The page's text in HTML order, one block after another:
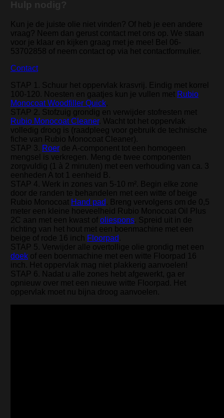
Kun je de juiste olie niet vinden? Of heb je een andere
vraag? Neem dan gerust contact met ons op. We staan
voor je klaar en kijken graag met je mee! Bel 06-
53702858 of neem contact op via het contactformulier.
Contact
STAP 1. Schuur het oppervlak krasvrij. Eindig met korrel
100-120. Noesten en gaatjes kun je vullen met Rubio
Monocoat Woodfiller Quick.
STAP 2. Stofzuig grondig en verwijder stofresten met
Rubio Monocoat Cleaner. Wacht tot het oppervlak
volledig droog is (raadpleeg voor gebruik de technische
fiche van Rubio Monocoat Cleaner).
STAP 3. Roerde A-component tot een homogeen
mengsel is verkregen. Meng de twee componenten
zorgvuldig (1 à 2 minuten) met een verhouding van ca. 3
eenheden A tot 1 eenheid B.
STAP 4. Werk in zones van 5-10 m². Begin elke zone
door de randen te behandelen met een witte of beige
Rubio Monocoat Hand pad . Breng vervolgens om de 0,5
meter een kleine hoeveelheid Rubio Monocoat Oil Plus
2C aan met een kwast of oliespons. Spreid uit in de
richting van het hout met een boenmachine met een
beige of rode 16 inch Floorpad .
STAP 5. Verwijder alle overtollige olie grondig met een
doekof een boenmachine met een witte Floorpad 16
inch. Het oppervlak mag niet plakkerig aanvoelen!
STAP 6. Nadat u alle zones hebt afgewerkt, ga er
opnieuw over met een nieuwe witte Floorpad. Het
oppervlak moet nu bijna droog aanvoelen.